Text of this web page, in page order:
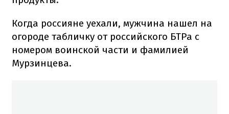
Когда россияне уехали, мужчина нашел на
огороде табличку от российского БТРа с
номером воинской части и фамилией
Мурзинцева.